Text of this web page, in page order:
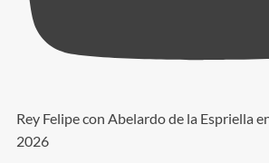
Rey Felipe con Abelardo de la Espriella
2026